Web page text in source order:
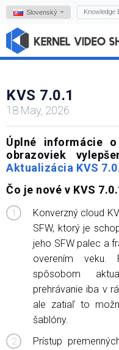
Slovenský Knowledge
KVS 7.0.1
18 May, 2026
Úplné informácie
obrazoviek
Aktualizácia KVS
Čo je nové v KVS
Konverzný cloud
SFW, ktorý je
jeho SFW palec a
overením veku.
spôsobom
prehrávanie iba v
ale zatiaľ to
šablóny.
Prístup